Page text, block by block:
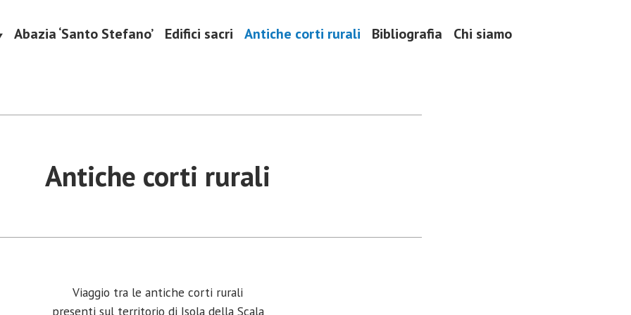
Abazia ‘Santo Stefano’ Edifici sacri Antiche corti rurali Bibliografia Chi siamo
Antiche corti rurali
Viaggio tra le antiche corti rurali
presenti sul territorio di Isola della Scala